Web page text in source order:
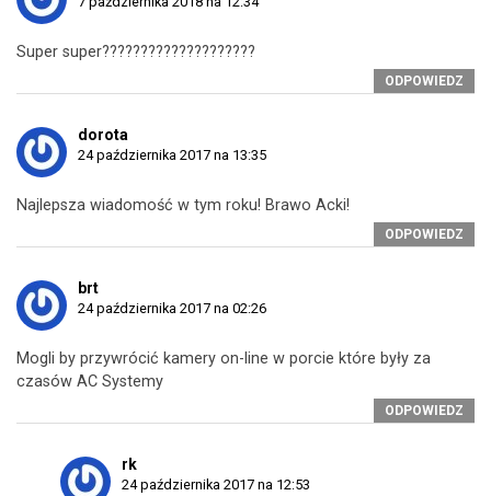
Super super????????????????????
ODPOWIEDZ
dorota
24 października 2017 na 13:35
Najlepsza wiadomość w tym roku! Brawo Acki!
ODPOWIEDZ
brt
24 października 2017 na 02:26
Mogli by przywrócić kamery on-line w porcie które były za
czasów AC Systemy
ODPOWIEDZ
rk
24 października 2017 na 12:53